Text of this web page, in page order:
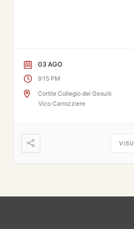
03 AGO
9:15 PM
Cortile Collegio dei Gesuiti
Vico Carrozziere